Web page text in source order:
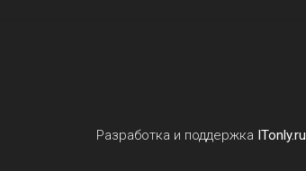
Разработка и поддержка ITonly.ru